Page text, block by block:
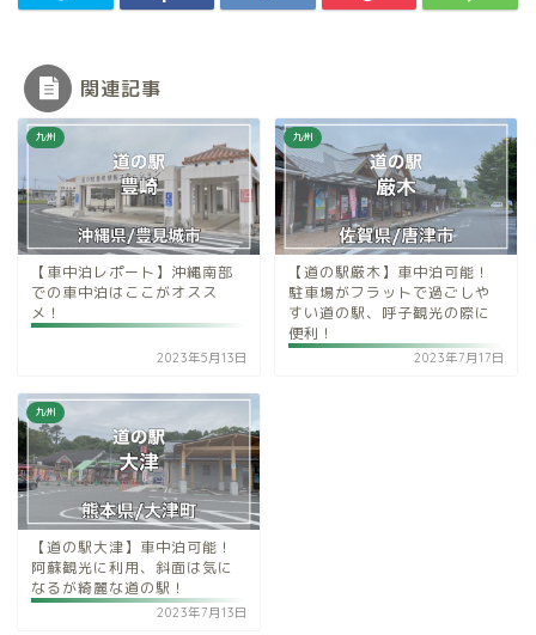
関連記事
九州
【車中泊レポート】沖縄南部
での車中泊はここがオスス
メ！
2023年5月13日
九州
【道の駅厳木】車中泊可能！
駐車場がフラットで過ごしや
すい道の駅、呼子観光の際に
便利！
2023年7月17日
九州
【道の駅大津】車中泊可能！
阿蘇観光に利用、斜面は気に
なるが綺麗な道の駅！
2023年7月13日